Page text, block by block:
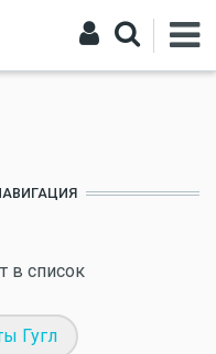
в список
Гугл